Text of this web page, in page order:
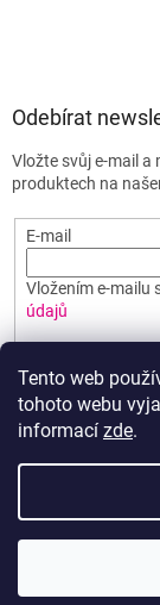
Tento web
tohoto webu
informací zde.
Odebírat
Vložte svůj e-mail a
produktech na
E-mail
Vložením e-mailu
údajů
PŘIHLÁSIT SE
Copyright 2026